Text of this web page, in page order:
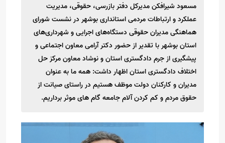
مسعود شیرافکن مدیرکل دفتر بازرسی، حقوقی، مدیریت
عملکرد و ارتباطات مردمی استانداری بوشهر در نشست شورای
هماهنگی مدیران حقوقی دستگاه‌های اجرایی و شهرداری‌های
استان بوشهر با تقدیر از حضور دکتر آرامی معاون اجتماعی و
پیشگیری از جرم دادگستری استان و نوشاد معاون مرکز حل
اختلاف دادگستری استان اظهار داشت: همه ما به عنوان
مدیران و کارکنان دولت موظف هستیم در راستای صیانت از
حقوق مردم و کم کردن آلام جامعه گام های موثر برداریم.